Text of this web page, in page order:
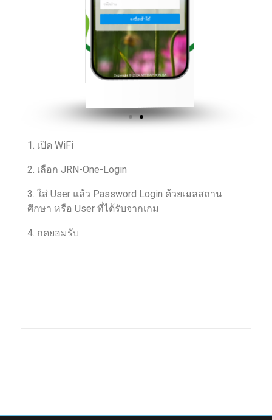
1. เปิด WiFi
2. เลือก JRN-One-Login
3. ใส่ User แล้ว Password Login ด้วยเมลสถาน
ศึกษา หรือ User ที่ได้รับจากเกม
4. กดยอมรับ